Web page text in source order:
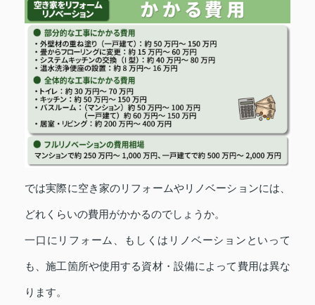
では実際に空き家のリフォームやリノベーションには、
どれくらいの費用がかかるのでしょうか。
一口にリフォーム、もしくはリノベーションといって
も、施工箇所や使用する資材・設備によって費用は異な
ります。